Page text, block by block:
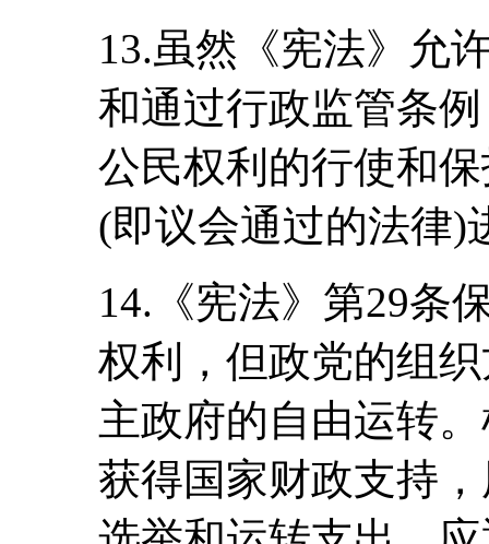
13.虽然《宪法》允
和通过行政监管条
公民权利的行使和
(即议会通过的法律)
14.《宪法》第29条
权利，但政党的组
主政府的自由运转
获得国家财政支持